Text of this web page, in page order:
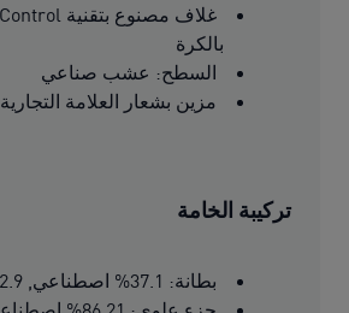
بالكرة
السطح: عشب صناعي
مزين بشعار العلامة التجارية PUMA
تركيبة الخامة
بطانة: 37.1% اصطناعي, 62.9% نسيج